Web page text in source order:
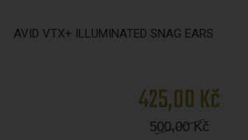
AVID VTX+ ILLUMINATED SNAG EARS
425,00 Kč
500,00Kč